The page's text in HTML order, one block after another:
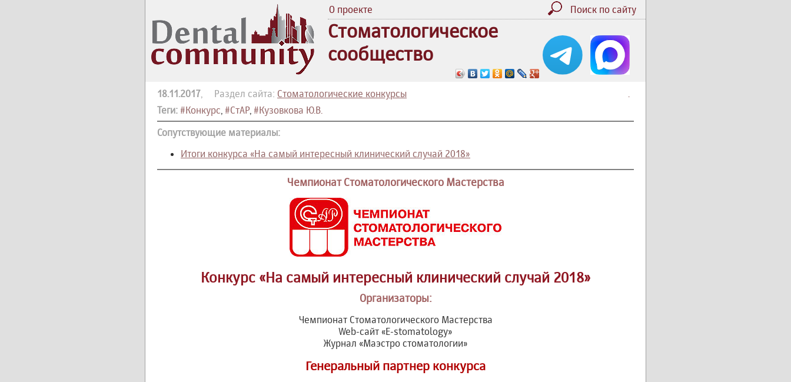
О проекте Поиск по сайту
Стоматологическое
сообщество
.
18.11.2017, Раздел сайта: Стоматологические конкурсы
Теги: #Конкурс, #СтАР, #Кузовкова Ю.В.
Сопутствующие материалы:
Итоги конкурса «На самый интересный клинический случай 2018»
Чемпионат Стоматологического Мастерства
Конкурс «На самый интересный клинический случай 2018»
Организаторы:
Чемпионат Стоматологического Мастерства
Web-сайт «E-stomatology»
Журнал «Маэстро стоматологии»
Генеральный партнер конкурса